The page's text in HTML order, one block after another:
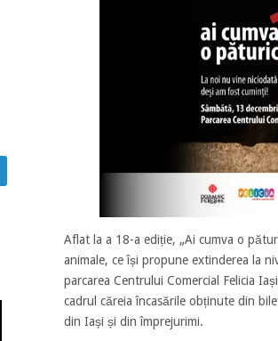
Aflat la a 18-a ediție, „Ai cumva o
animale, ce își propune extinderea la
parcarea Centrului Comercial Felicia
cadrul căreia încasările obținute din
din Iași și din împrejurimi.